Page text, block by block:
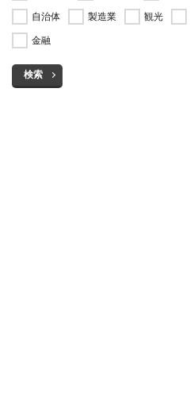
自治体 製造業 観光
金融
検索